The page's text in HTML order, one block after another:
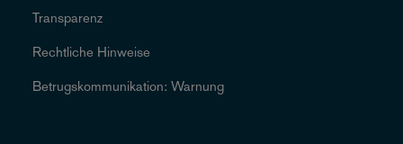
Transparenz
Rechtliche Hinweise
Betrugskommunikation: Warnung